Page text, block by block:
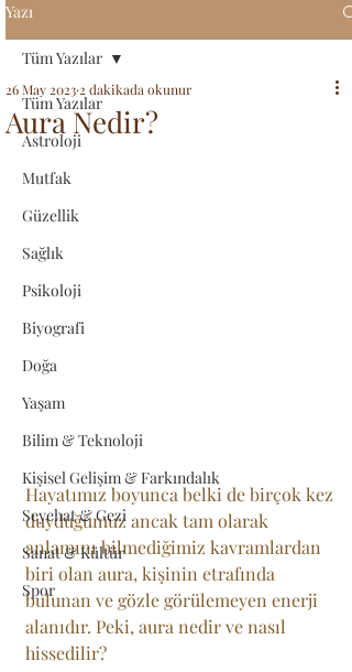
Yazı
Tüm Yazılar
Astroloji
Mutfak
Güzellik
Sağlık
Psikoloji
Biyografi
Doğa
Yaşam
Bilim & Teknoloji
Kişisel Gelişim & Farkındalık
Seyehat & Gezi
Sanat & Kültür
Spor
Tüm Yazılar
Aura Nedir?
26 May 2023 2 dakikada okunur
Hayatımız boyunca belki de birçok kez
duyduğumuz ancak tam olarak
anlamını bilmediğimiz kavramlardan
biri olan aura, kişinin etrafında
bulunan ve gözle görülemeyen enerji
alanıdır. Peki, aura nedir ve nasıl
hissedilir?